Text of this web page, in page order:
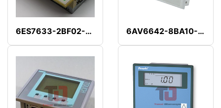
6ES7633-2BF02-0AE3 6AV6642-8BA10-0AA1